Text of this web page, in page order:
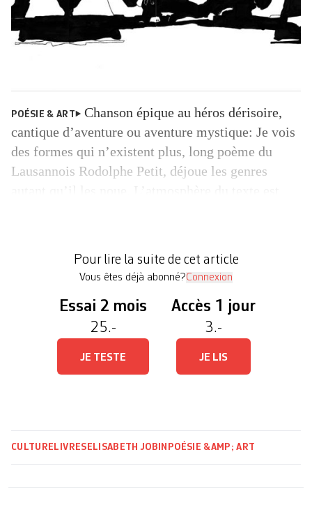
POÉSIE & ART
Chanson épique au héros dérisoire,
cantique d’aventure ou aventure mystique: Je vois
des formes qui n’existent plus, long poème du
Lausannois Rodolphe Petit, déjoue les genres
poème retrace […]
Pour lire la suite de cet article
Vous êtes déjà abonné?Connexion
Essai 2 mois
25.-
JE TESTE
Accès 1 jour
3.-
JE LIS
CULTURE LIVRES ELISABETH JOBIN POÉSIE &AMP; ART